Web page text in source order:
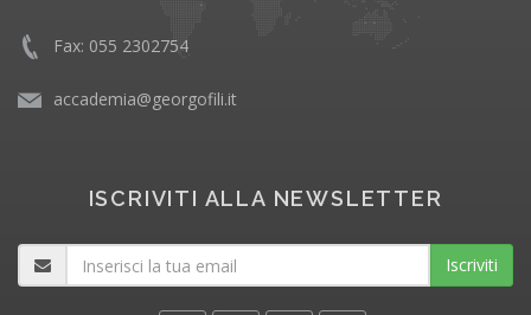
Fax: 055 2302754
accademia@georgofili.it
ISCRIVITI ALLA NEWSLETTER
Iscriviti